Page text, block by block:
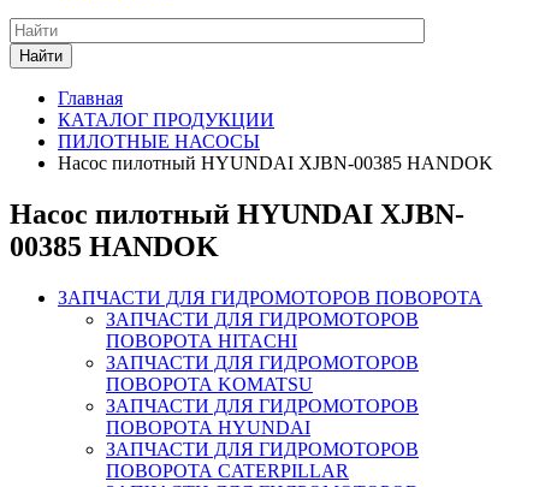
Найти
Главная
КАТАЛОГ ПРОДУКЦИИ
ПИЛОТНЫЕ НАСОСЫ
Насос пилотный HYUNDAI XJBN-00385 HANDOK
Насос пилотный HYUNDAI XJBN-
00385 HANDOK
ЗАПЧАСТИ ДЛЯ ГИДРОМОТОРОВ ПОВОРОТА
ЗАПЧАСТИ ДЛЯ ГИДРОМОТОРОВ
ПОВОРОТА HITACHI
ЗАПЧАСТИ ДЛЯ ГИДРОМОТОРОВ
ПОВОРОТА KOMATSU
ЗАПЧАСТИ ДЛЯ ГИДРОМОТОРОВ
ПОВОРОТА HYUNDAI
ЗАПЧАСТИ ДЛЯ ГИДРОМОТОРОВ
ПОВОРОТА CATERPILLAR